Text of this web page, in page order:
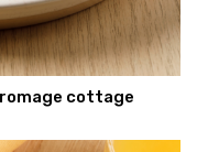
cottage